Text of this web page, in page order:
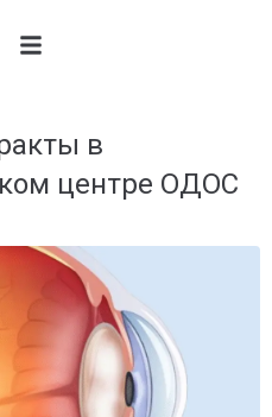
в
центре ОДОС